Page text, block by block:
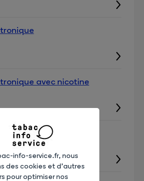
avec nicotine
info-service.fr, nous
des cookies et d’autres
pour optimiser nos